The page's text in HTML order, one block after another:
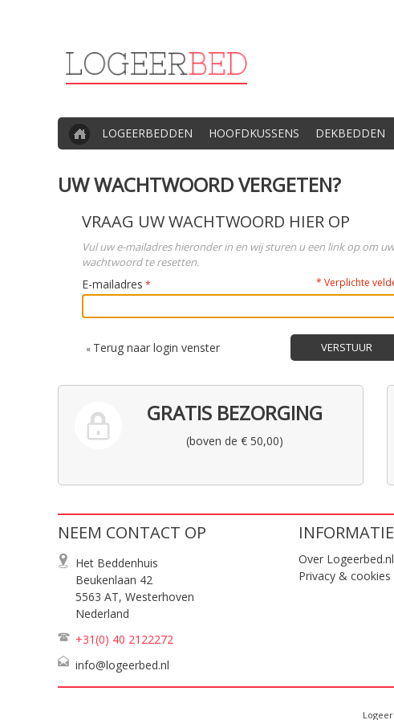
LOGEERBEDDEN HOOFDKUSSENS DEKBEDDEN
UW WACHTWOORD VERGETEN?
VRAAG UW WACHTWOORD HIER OP
Vul uw e-mailadres hieronder in en wij sturen u een link op om uw
wachtwoord te resetten.
* Verplichte
E-mailadres
« Terug naar login venster VERSTUUR
GRATIS BEZORGING
(boven de € 50,00)
NEEM CONTACT OP
Het Beddenhuis
Beukenlaan 42
5563 AT, Westerhoven
Nederland
+31(0) 40 2122272
info@logeerbed.nl
INFORMATIE
Over Logeerbed.nl
Privacy & cookies